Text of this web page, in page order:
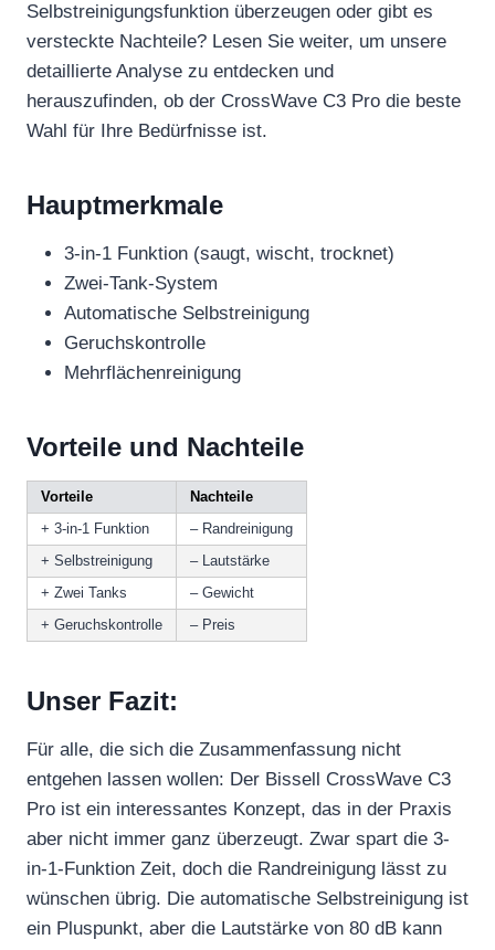
Selbstreinigungsfunktion überzeugen oder gibt es
versteckte Nachteile? Lesen Sie weiter, um unsere
detaillierte Analyse zu entdecken und
herauszufinden, ob der CrossWave C3 Pro die beste
Wahl für Ihre Bedürfnisse ist.
Hauptmerkmale
3-in-1 Funktion (saugt, wischt, trocknet)
Zwei-Tank-System
Automatische Selbstreinigung
Geruchskontrolle
Mehrflächenreinigung
Vorteile und Nachteile
Vorteile
Nachteile
+ 3-in-1 Funktion
– Randreinigung
+ Selbstreinigung
– Lautstärke
+ Zwei Tanks
– Gewicht
+ Geruchskontrolle
– Preis
Unser Fazit:
Für alle, die sich die Zusammenfassung nicht
entgehen lassen wollen: Der Bissell CrossWave C3
Pro ist ein interessantes Konzept, das in der Praxis
aber nicht immer ganz überzeugt. Zwar spart die 3-
in-1-Funktion Zeit, doch die Randreinigung lässt zu
wünschen übrig. Die automatische Selbstreinigung ist
ein Pluspunkt, aber die Lautstärke von 80 dB kann